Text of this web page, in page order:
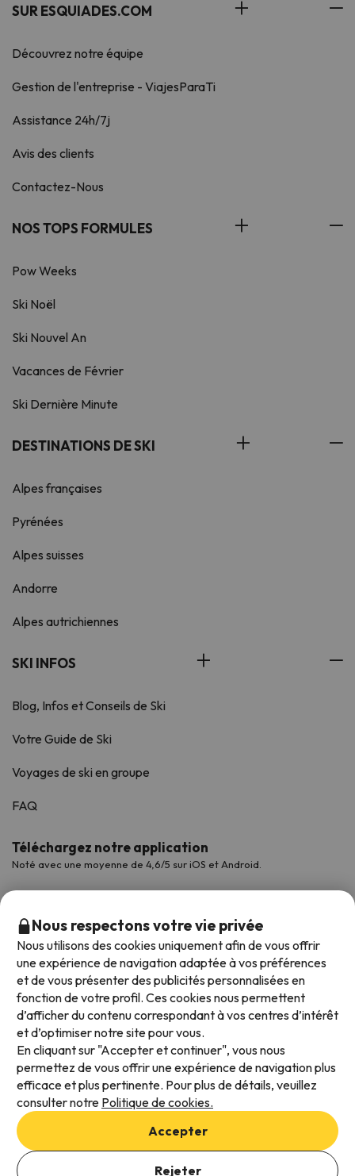
SUR ESQUIADES.COM
Découvrez notre équipe
Gestion de l'entreprise - ViajesParaTi
Assistance 24h/7j
Avis des clients
Contactez-Nous
NOS TOPS FORMULES
Pow Weeks
Ski Noël
Ski Nouvel An
Vacances de Février
Ski Dernière Minute
DESTINATIONS DE SKI
Alpes françaises
Pyrénées
Alpes suisses
Andorre
Alpes autrichiennes
SKI INFOS
Blog, Infos et Conseils de Ski
Votre Guide de Ski
Voyages de ski en groupe
FAQ
Téléchargez notre application
Noté avec une moyenne de 4,6/5 sur iOS et Android.
Modes de paiement disponibles
Conditions générales d'utilisation
Protection des données
Politique en matière de cookies
Nous respectons votre vie privée
Nous utilisons des cookies uniquement afin de vous offrir
une expérience de navigation adaptée à vos préférences
et de vous présenter des publicités personnalisées en
fonction de votre profil. Ces cookies nous permettent
d’afficher du contenu correspondant à vos centres d’intérêt
et d’optimiser notre site pour vous.
En cliquant sur "Accepter et continuer", vous nous
permettez de vous offrir une expérience de navigation plus
efficace et plus pertinente. Pour plus de détails, veuillez
consulter notre Politique de cookies.
Accepter
Rejeter